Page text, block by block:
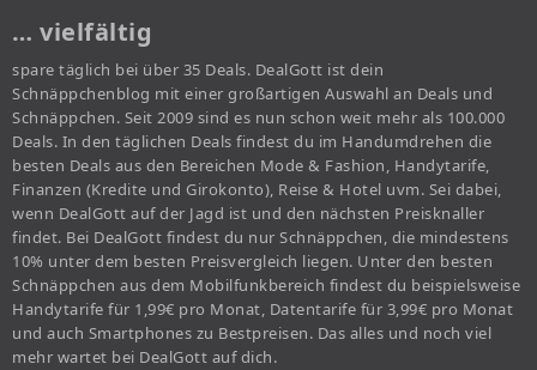
… vielfältig
spare täglich bei über 35 Deals. DealGott ist dein
Schnäppchenblog mit einer großartigen Auswahl an Deals und
Schnäppchen. Seit 2009 sind es nun schon weit mehr als 100.000
Deals. In den täglichen Deals findest du im Handumdrehen die
besten Deals aus den Bereichen Mode & Fashion, Handytarife,
Finanzen (Kredite und Girokonto), Reise & Hotel uvm. Sei dabei,
wenn DealGott auf der Jagd ist und den nächsten Preisknaller
findet. Bei DealGott findest du nur Schnäppchen, die mindestens
10% unter dem besten Preisvergleich liegen. Unter den besten
Schnäppchen aus dem Mobilfunkbereich findest du beispielsweise
Handytarife für 1,99€ pro Monat, Datentarife für 3,99€ pro Monat
und auch Smartphones zu Bestpreisen. Das alles und noch viel
mehr wartet bei DealGott auf dich.